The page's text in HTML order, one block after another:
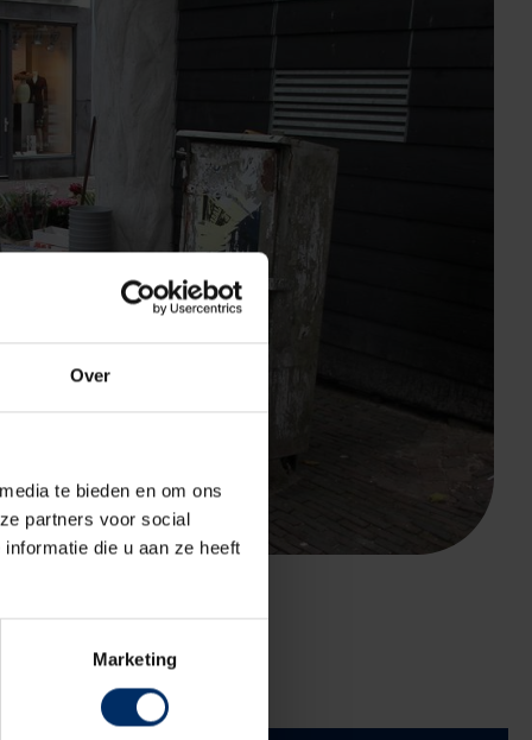
Over
te bieden en om ons
partners voor social
die u aan ze heeft
Marketing